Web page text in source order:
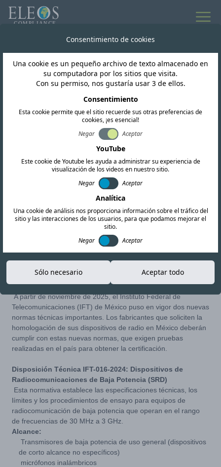
México
Nuevos Reglamentos
Técnicos IFT-016-2024 e
IFT-017-2023
Resumen de los cambios regulatorios
A partir de noviembre de 2025, el Instituto Federal de
Telecomunicaciones (IFT) de México puso en vigor dos nuevas
normas técnicas importantes. Los fabricantes que soliciten la
homologación de sus dispositivos de radio en México deberán
cumplir con estas nuevas normas, que exigen pruebas
realizadas en el país para obtener la certificación.
Disposición Técnica IFT-016-2024: Dispositivos de
Radiocomunicaciones de Baja Potencia (SRD)
Esta normativa establece las especificaciones técnicas, los
límites y los procedimientos de ensayo para equipos de
radiocomunicación de baja potencia que operan en el rango
de frecuencias de 30 MHz a 3 GHz.
Alcance:
Transmisores de baja potencia de uso general (dispositivos
de corto alcance no específicos)
micrófonos inalámbricos
Consentimiento de cookies
Una cookie es un pequeño archivo de texto almacenado en
su computadora por los sitios que visita.
Con su permiso, nos gustaría usar 3 de ellos.
Consentimiento
Esta cookie permite que el sitio recuerde sus otras preferencias de
cookies, ¡es esencial!
Negar
Aceptar
YouTube
Este cookie de Youtube les ayuda a administrar su experiencia de
visualización de los videos en nuestro sitio.
Negar
Aceptar
Analítica
Una cookie de análisis nos proporciona información sobre el tráfico del
sitio y las interacciones de los usuarios, para que podamos mejorar el
sitio.
Negar
Aceptar
Sólo necesario Aceptar todo